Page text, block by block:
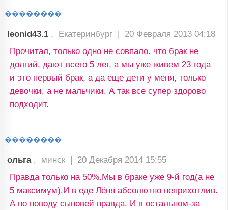
��������
leonid43.1 , Екатеринбург | 20 Февраля 2013 04:18
Прочитал, только одно не совпало. что брак не
долгий, дают всего 5 лет, а мы уже живем 23 года
и это первый брак, а да еще дети у меня, только
девочки, а не мальчики. А так все супер здорово
подходит.
��������
ольга , минск | 20 Декабря 2014 15:55
Правда только на 50%.Мы в браке уже 9-й год(а не
5 максимум).И в еде Лёня абсолютно неприхотлив.
А по поводу сыновей правда. И в остальном-за